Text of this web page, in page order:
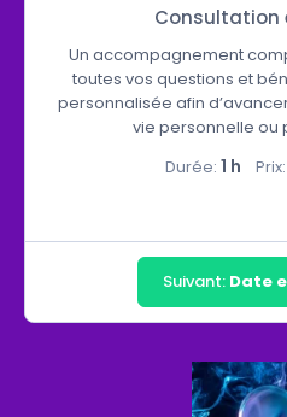
Consultation
Un accompagnement
toutes vos questions et
personnalisée afin
vie personnelle ou
Durée: 1 h Prix:
Suivant: Date